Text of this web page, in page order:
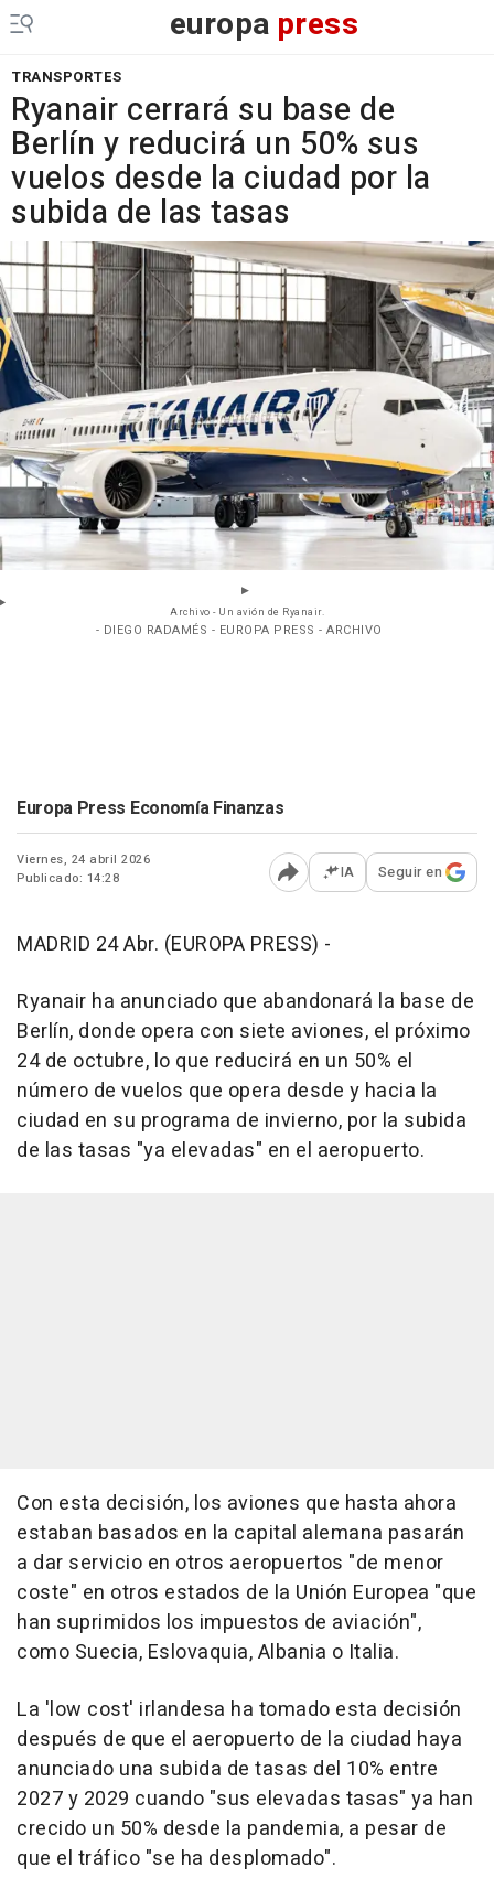
europa press
TRANSPORTES
Ryanair cerrará su base de
Berlín y reducirá un 50% sus
vuelos desde la ciudad por la
subida de las tasas
Archivo - Un avión de Ryanair.
- DIEGO RADAMÉS - EUROPA PRESS - ARCHIVO
Europa Press Economía Finanzas
Viernes, 24 abril 2026
Publicado: 14:28
Abrir opciones para
IA Seguir en
MADRID 24 Abr. (EUROPA PRESS) -
Ryanair ha anunciado que abandonará la base de
Berlín, donde opera con siete aviones, el próximo
24 de octubre, lo que reducirá en un 50% el
número de vuelos que opera desde y hacia la
ciudad en su programa de invierno, por la subida
de las tasas "ya elevadas" en el aeropuerto.
Con esta decisión, los aviones que hasta ahora
estaban basados en la capital alemana pasarán
a dar servicio en otros aeropuertos "de menor
coste" en otros estados de la Unión Europea "que
han suprimidos los impuestos de aviación",
como Suecia, Eslovaquia, Albania o Italia.
La 'low cost' irlandesa ha tomado esta decisión
después de que el aeropuerto de la ciudad haya
anunciado una subida de tasas del 10% entre
2027 y 2029 cuando "sus elevadas tasas" ya han
crecido un 50% desde la pandemia, a pesar de
que el tráfico "se ha desplomado".